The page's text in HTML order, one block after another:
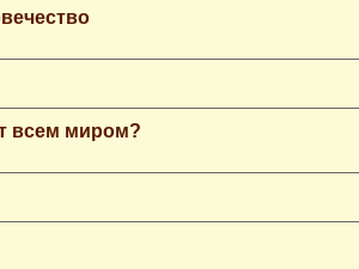
всем миром?